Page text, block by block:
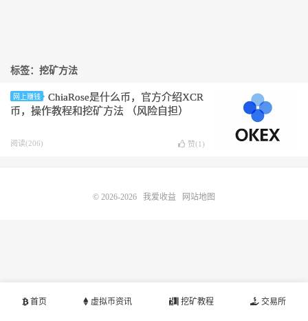
标签：挖矿方法
网上赚钱
ChiaRose是什么币，官方介绍XCR
币，操作教程和挖矿方法 （风险自担）
阅读(206) 赞(1 )
首页 虚拟币资讯 挖矿教程 交易所
© 2026-2026 我爱收益 网站地图